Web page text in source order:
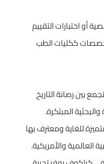
أو اختبارات التقييم
ككليات الطب
بين رصانة التاريخ
المبتكرة.
للغاية ومعترف بها
العالمية والأمريكية.